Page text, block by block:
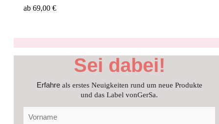
ab 69,00 €
Sei dabei!
Erfahre als erstes Neuigkeiten rund um neue Produkte
und das Label vonGerSa.